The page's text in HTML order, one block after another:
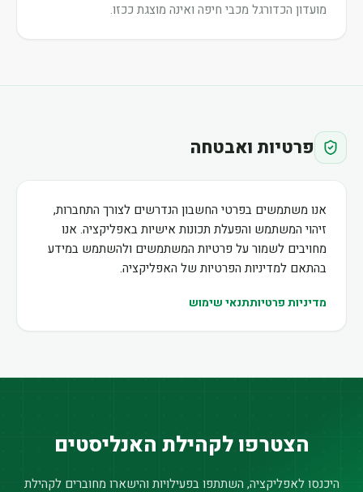
מועדון הכדורגל מכבי חיפה ואינה מוצגת ככזו.
פרטיות ואבטחה
אנו משתמשים בפרטי החשבון הנדרשים לצורך התחברות,
זיהוי המשתמש והפעלת תכונות אישיות באפליקציה. אנו
מחויבים לשמור על פרטיות המשתמשים ולהשתמש במידע
בהתאם למדיניות הפרטיות של האפליקציה.
מדיניות פרטיותתנאי שימוש
הצטרפו לקהילת האנליסטים
היכנסו לאפליקציה, השתתפו בפעילויות והישארו מחוברים לקהילת